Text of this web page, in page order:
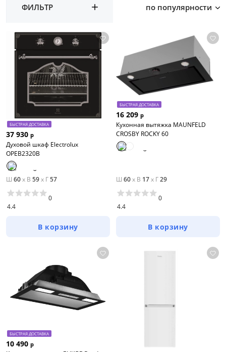
ФИЛЬТР по популярности
БЫСТРАЯ ДОСТАВКА
37 930 р
Духовой шкаф Electrolux
OPEB2320B
Ш 60x В 59x Г57
4.4
0
В корзину
БЫСТРАЯ ДОСТАВКА
16 209 р
Кухонная вытяжка MAUNFELD
CROSBY ROCKY 60
Ш 60x В 17x Г29
4.4
0
В корзину
БЫСТРАЯ ДОСТАВКА
10 490 р